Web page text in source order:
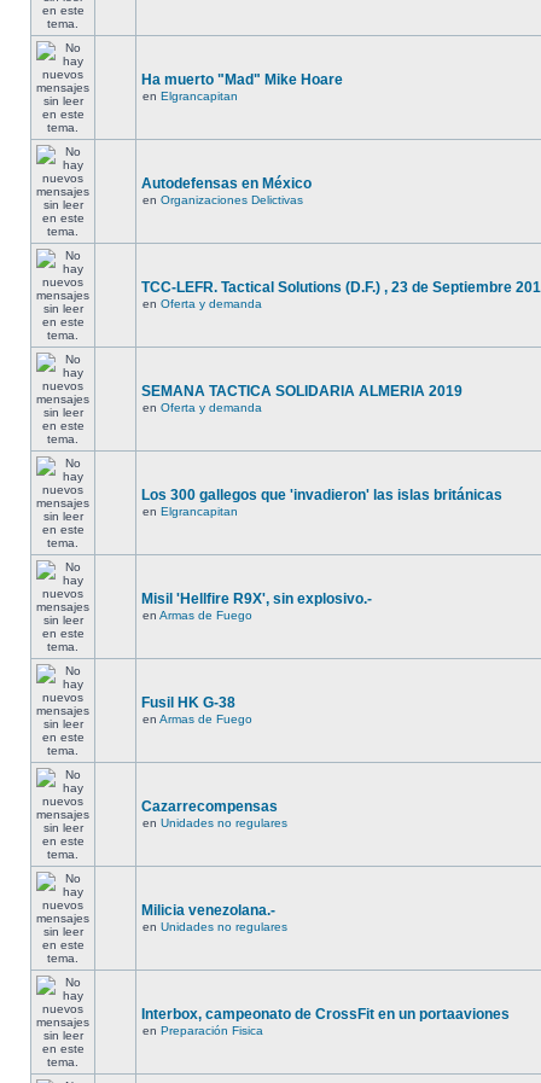
Ha muerto "Mad" Mike Hoare
en Elgrancapitan
Autodefensas en México
en Organizaciones Delictivas
TCC-LEFR. Tactical Solutions (D.F.) , 23 de Septiembre
en Oferta y demanda
SEMANA TACTICA SOLIDARIA ALMERIA 2019
en Oferta y demanda
Los 300 gallegos que 'invadieron' las islas británicas
en Elgrancapitan
Misil 'Hellfire R9X', sin explosivo.-
en Armas de Fuego
Fusil HK G-38
en Armas de Fuego
Cazarrecompensas
en Unidades no regulares
Milicia venezolana.-
en Unidades no regulares
Interbox, campeonato de CrossFit en un portaaviones
en Preparación Fisica